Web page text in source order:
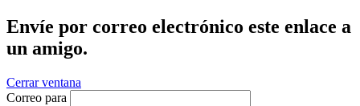
Envíe por correo electrónico este enlace a
un amigo.
Cerrar ventana
Correo para